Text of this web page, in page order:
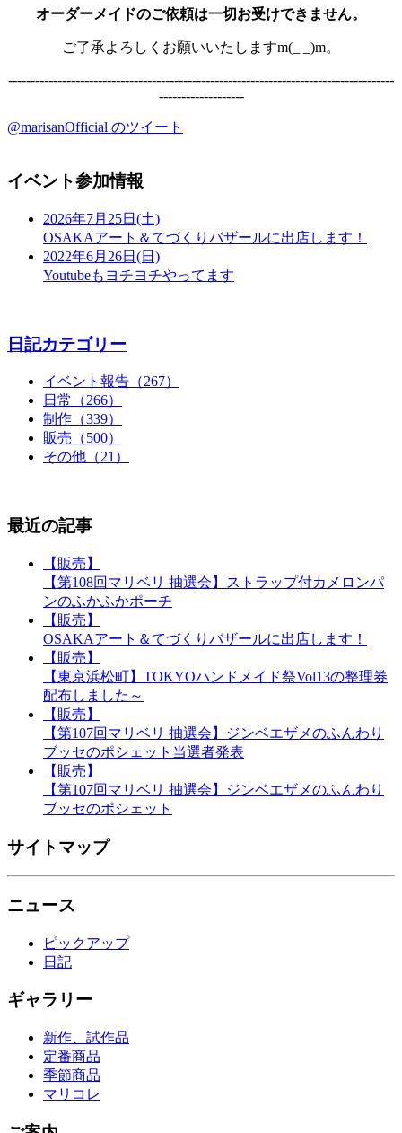
オーダーメイドのご依頼は一切お受けできません。
ご了承よろしくお願いいたしますm(_ _)m。
--------------------------------------------------------------------------------------
-------------------
@marisanOfficial のツイート
イベント参加情報
2026年7月25日(土)
OSAKAアート＆てづくりバザールに出店します！
2022年6月26日(日)
Youtubeもヨチヨチやってます
日記カテゴリー
イベント報告（267）
日常（266）
制作（339）
販売（500）
その他（21）
最近の記事
【販売】
【第108回マリベリ 抽選会】ストラップ付カメロンパ
ンのふかふかポーチ
【販売】
OSAKAアート＆てづくりバザールに出店します！
【販売】
【東京浜松町】TOKYOハンドメイド祭Vol13の整理券
配布しました～
【販売】
【第107回マリベリ 抽選会】ジンベエザメのふんわり
ブッセのポシェット当選者発表
【販売】
【第107回マリベリ 抽選会】ジンベエザメのふんわり
ブッセのポシェット
サイトマップ
ニュース
ピックアップ
日記
ギャラリー
新作、試作品
定番商品
季節商品
マリコレ